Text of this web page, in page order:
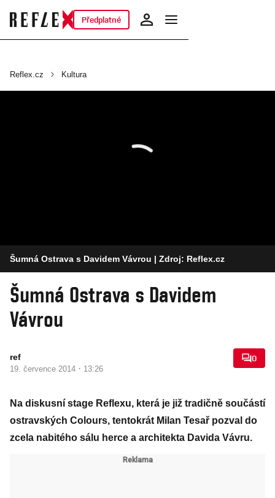
Předplatné
Reflex.cz Kultura
Šumná Ostrava s Davidem Vávrou | Zdroj: Reflex.cz
Šumná Ostrava s Davidem
Vávrou
ref
19. července 2014 · 13:26
0
Na diskusní stage Reflexu, která je již tradičně součástí
ostravských Colours, tentokrát Milan Tesař pozval do
zcela nabitého sálu herce a architekta Davida Vávru.